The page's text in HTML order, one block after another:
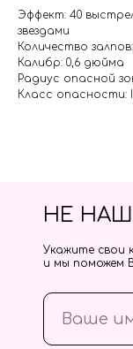
Эффект: 40
звездами
Количество
Калибр: 0,6 дюйма
Радиус опасной
Класс опасности: III
НЕ
Укажите свои
и мы поможем